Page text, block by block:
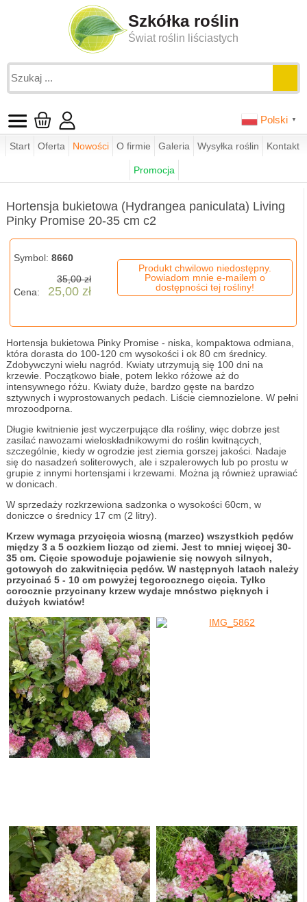
Szkółka roślin
Świat roślin liściastych
Polski ▼
Start Oferta Nowości O firmie Galeria Wysyłka roślin Kontakt
Promocja
Hortensja bukietowa (Hydrangea paniculata) Living Pinky Promise
Hortensja bukietowa (Hydrangea paniculata) Living
Pinky Promise 20-35 cm c2
Symbol: 8660
35,00 zł
Cena:
25,00 zł
Produkt chwilowo niedostępny.
Powiadom mnie e-mailem o
dostępności tej rośliny!
Hortensja bukietowa Pinky Promise - niska, kompaktowa odmiana,
która dorasta do 100-120 cm wysokości i ok 80 cm średnicy.
Zdobywczyni wielu nagród. Kwiaty utrzymują się 100 dni na
krzewie. Początkowo białe, potem lekko różowe aż do
intensywnego różu. Kwiaty duże, bardzo gęste na bardzo
sztywnych i wyprostowanych pedach. Liście ciemnozielone. W pełni
mrozoodporna.
Długie kwitnienie jest wyczerpujące dla rośliny, więc dobrze jest
zasilać nawozami wieloskładnikowymi do roślin kwitnących,
szczególnie, kiedy w ogrodzie jest ziemia gorszej jakości. Nadaje
się do nasadzeń soliterowych, ale i szpalerowych lub po prostu w
grupie z innymi hortensjami i krzewami. Można ją również uprawiać
w donicach.
W sprzedaży rozkrzewiona sadzonka o wysokości 60cm, w
doniczce o średnicy 17 cm (2 litry).
Krzew wymaga przycięcia wiosną (marzec) wszystkich pędów
między 3 a 5 oczkiem licząc od ziemi. Jest to mniej więcej 30-
35 cm. Cięcie spowoduje pojawienie się nowych silnych,
gotowych do zakwitnięcia pędów. W następnych latach należy
przycinać 5 - 10 cm powyżej tegorocznego cięcia. Tylko
corocznie przycinany krzew wydaje mnóstwo pięknych i
dużych kwiatów!